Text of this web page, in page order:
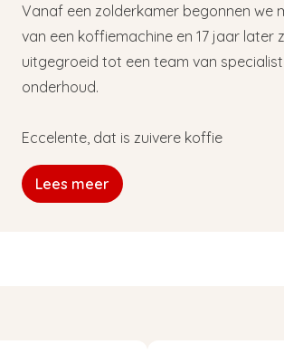
Vanaf een zolderkamer begonnen we
van een koffiemachine en 17 jaar later
uitgegroeid tot een team van
onderhoud.
Eccelente, dat is zuivere koffie
Lees meer